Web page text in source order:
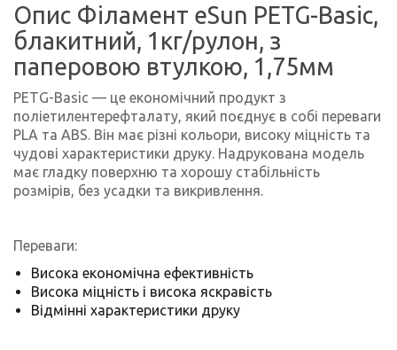
Опис Філамент eSun PETG-Basic,
блакитний, 1кг/рулон, з
паперовою втулкою, 1,75мм
PETG-Basic — це економічний продукт з
поліетилентерефталату, який поєднує в собі переваги
PLA та ABS. Він має різні кольори, високу міцність та
чудові характеристики друку. Надрукована модель
має гладку поверхню та хорошу стабільність
розмірів, без усадки та викривлення.
Переваги:
Висока економічна ефективність
Висока міцність і висока яскравість
Відмінні характеристики друку